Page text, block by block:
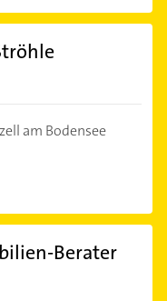
am Bodensee
Berater